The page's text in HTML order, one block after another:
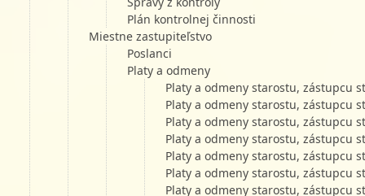
Plán kontrolnej činnosti
Miestne zastupiteľstvo
Poslanci
Platy a odmeny
Platy a odmeny starostu, zástupcu
Platy a odmeny starostu, zástupcu
Platy a odmeny starostu, zástupcu
Platy a odmeny starostu, zástupcu
Platy a odmeny starostu, zástupcu
Platy a odmeny starostu, zástupcu
Platy a odmeny starostu, zástupcu